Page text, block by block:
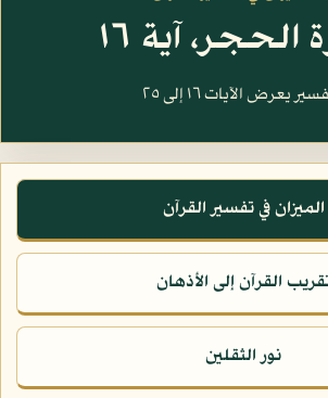
آية ١٦
يعرض الآيات ١٦ إلى ٢٥
الميزان في تفسير القرآن
القرآن إلى الأذهان
نور الثقلين